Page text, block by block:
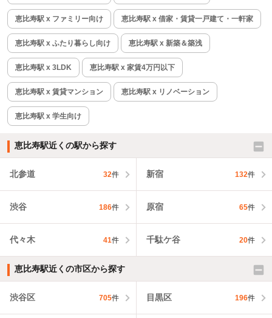
恵比寿駅 x ファミリー向け 恵比寿駅 x 借家・賃貸一戸建て・一軒家
恵比寿駅 x ふたり暮らし向け 恵比寿駅 x 新築＆築浅
恵比寿駅 x 3LDK 恵比寿駅 x 家賃4万円以下
恵比寿駅 x 賃貸マンション 恵比寿駅 x リノベーション
恵比寿駅 x 学生向け
恵比寿駅近くの駅から探す
北参道 32件 新宿 132件
渋谷 186件 原宿 65件
代々木 41件 千駄ケ谷 20件
恵比寿駅近くの市区から探す
渋谷区 705件 目黒区 196件